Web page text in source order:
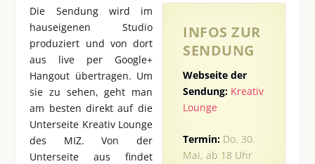
Die Sendung wird im
hauseigenen Studio
produziert und von dort
aus live per Google+
Hangout übertragen. Um
sie zu sehen, geht man
am besten direkt auf die
Unterseite Kreativ Lounge
des MIZ. Von der
Unterseite aus findet
INFOS ZUR
SENDUNG
Webseite der
Sendung: Kreativ
Lounge
Termin: Do. 30.
Mai, ab 18 Uhr